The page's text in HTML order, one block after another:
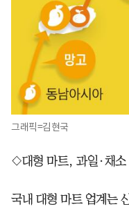
그래픽=김현국
◇대형 마트, 과일·채소
국내 대형 마트 업계는